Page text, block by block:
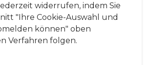
widerrufen, indem Sie
"Ihre Cookie-Auswahl und
können" oben
Verfahren folgen.